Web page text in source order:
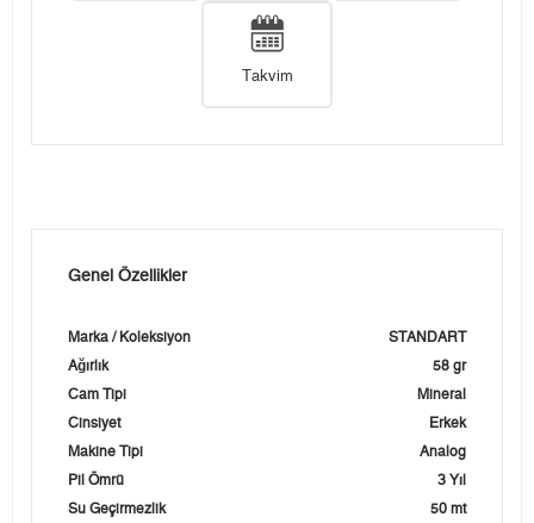
Takvim
Genel Özellikler
Marka / Koleksiyon
STANDART
Ağırlık
58 gr
Cam Tipi
Mineral
Cinsiyet
Erkek
Makine Tipi
Analog
Pil Ömrü
3 Yıl
Su Geçirmezlik
50 mt